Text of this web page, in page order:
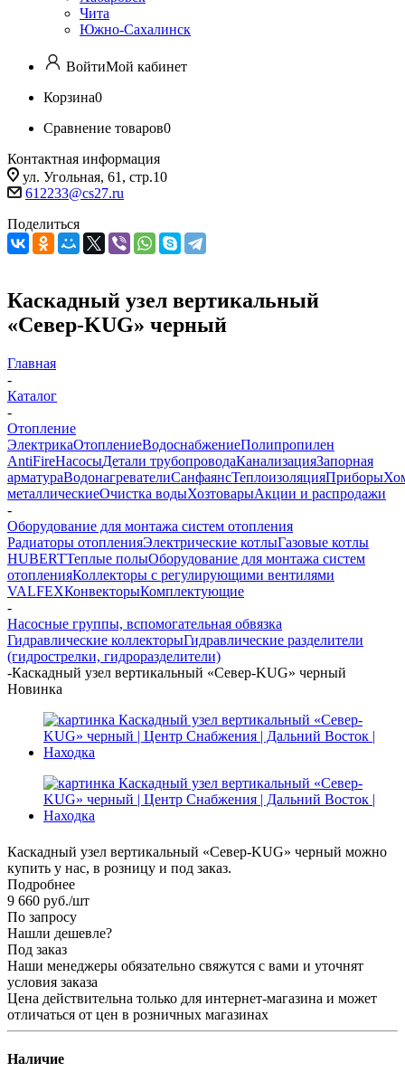
Чита
Южно-Сахалинск
ВойтиМой кабинет
Корзина0
Сравнение товаров0
Контактная информация
ул. Угольная, 61, стр.10
612233@cs27.ru
Поделиться
Каскадный узел вертикальный
«Север-KUG» черный
Главная
-
Каталог
-
Отопление
ЭлектрикаОтоплениеВодоснабжениеПолипропилен
AntiFireНасосыДетали трубопроводаКанализацияЗапорная
арматураВодонагревателиСанфаянсТеплоизоляцияПриборы
металлическиеОчистка водыХозтоварыАкции и распродажи
-
Оборудование для монтажа систем отопления
Радиаторы отопленияЭлектрические котлыГазовые котлы
HUBERTТеплые полыОборудование для монтажа систем
отопленияКоллекторы с регулирующими вентилями
VALFEXКонвекторыКомплектующие
-
Насосные группы, вспомогательная обвязка
Гидравлические коллекторыГидравлические разделители
(гидрострелки, гидроразделители)
-Каскадный узел вертикальный «Север-KUG» черный
Новинка
Каскадный узел вертикальный «Север-KUG» черный можно
купить у нас, в розницу и под заказ.
Подробнее
9 660 руб./шт
По запросу
Нашли дешевле?
Под заказ
Наши менеджеры обязательно свяжутся с вами и уточнят
условия заказа
Цена действительна только для интернет-магазина и может
отличаться от цен в розничных магазинах
Наличие